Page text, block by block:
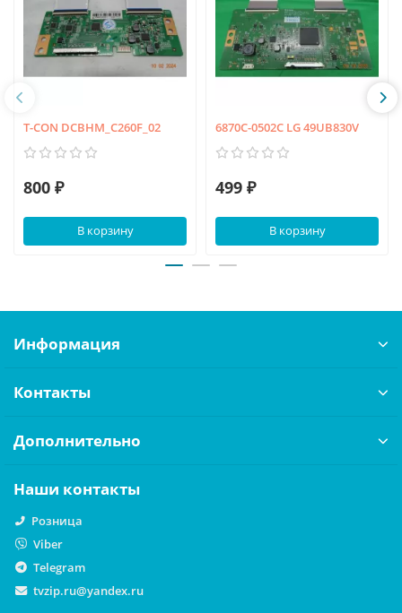
T-CON DCBHM_C260F_02
800 ₽
В корзину
6870C-0502C LG 49UB830V
499 ₽
В корзину
Информация
Контакты
Дополнительно
Наши контакты
Розница
Viber
Telegram
tvzip.ru@yandex.ru